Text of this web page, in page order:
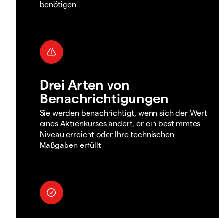
benötigen
Drei Arten von
Benachrichtigungen
Sie werden benachrichtigt, wenn sich der Wert
eines Aktienkurses ändert, er ein bestimmtes
Niveau erreicht oder Ihre technischen
Maßgaben erfüllt